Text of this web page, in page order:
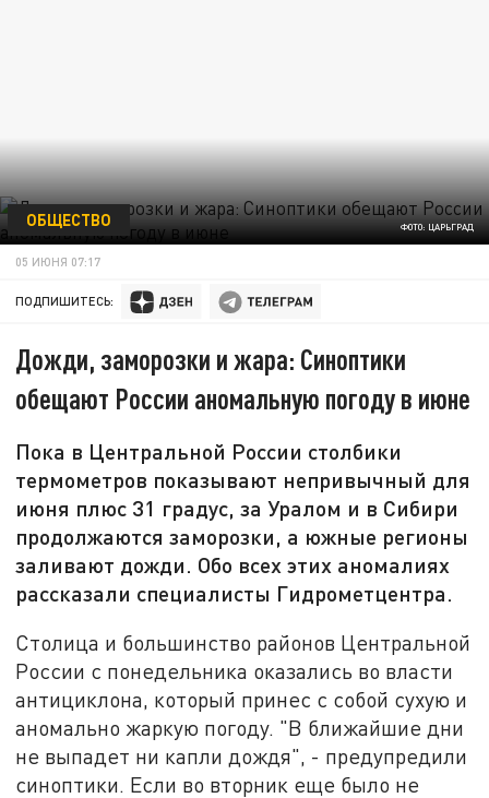
ФОТО: ЦАРЬГРАД
ОБЩЕСТВО
05 ИЮНЯ 07:17
ПОДПИШИТЕСЬ:
Дожди, заморозки и жара: Синоптики
обещают России аномальную погоду в июне
Пока в Центральной России столбики
термометров показывают непривычный для
июня плюс 31 градус, за Уралом и в Сибири
продолжаются заморозки, а южные регионы
заливают дожди. Обо всех этих аномалиях
рассказали специалисты Гидрометцентра.
Столица и большинство районов Центральной
России с понедельника оказались во власти
антициклона, который принес с собой сухую и
аномально жаркую погоду. "В ближайшие дни
не выпадет ни капли дождя", - предупредили
синоптики. Если во вторник еще было не